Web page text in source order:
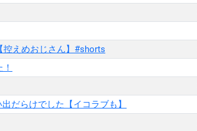
控えめおじさん】#shorts
だらけでした【イコラブも】